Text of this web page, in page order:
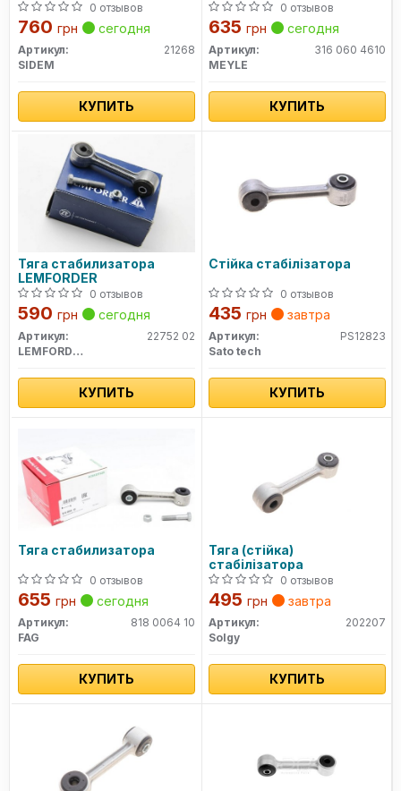
0 отзывов
760 грн сегодня
Артикул:
21268
SIDEM
КУПИТЬ
0 отзывов
635 грн сегодня
Артикул:
316 060 4610
MEYLE
КУПИТЬ
Тяга стабилизатора
LEMFORDER
0 отзывов
590 грн сегодня
Артикул:
22752 02
LEMFORDER
КУПИТЬ
Стійка стабілізатора
0 отзывов
435 грн завтра
Артикул:
PS12823
Sato tech
КУПИТЬ
Тяга стабилизатора
0 отзывов
655 грн сегодня
Артикул:
818 0064 10
FAG
КУПИТЬ
Тяга (стійка)
стабілізатора
0 отзывов
495 грн завтра
Артикул:
202207
Solgy
КУПИТЬ